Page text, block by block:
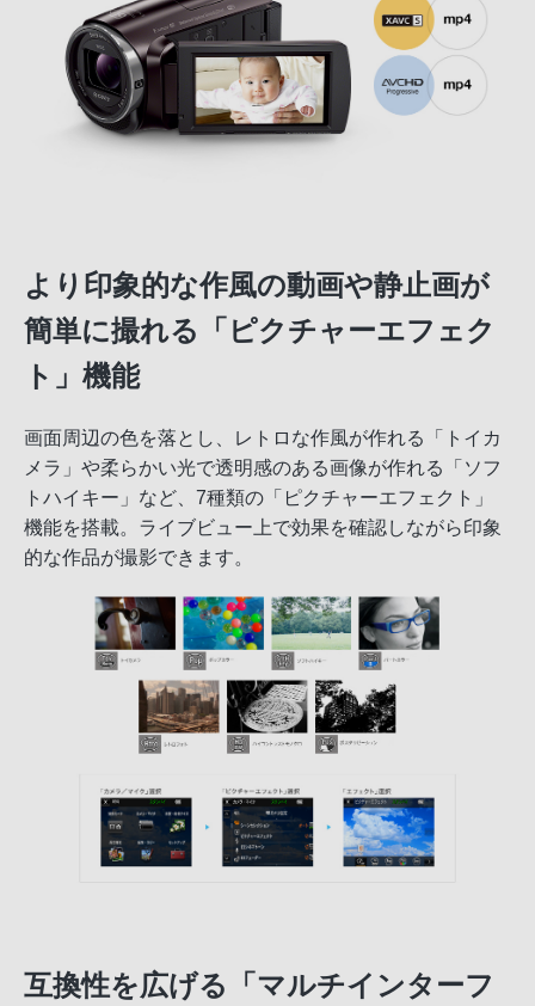
より印象的な作風の動画や静止画が
簡単に撮れる「ピクチャーエフェク
ト」機能
画面周辺の色を落とし、レトロな作風が作れる「トイカ
メラ」や柔らかい光で透明感のある画像が作れる「ソフ
トハイキー」など、7種類の「ピクチャーエフェクト」
機能を搭載。ライブビュー上で効果を確認しながら印象
的な作品が撮影できます。
互換性を広げる「マルチインターフ